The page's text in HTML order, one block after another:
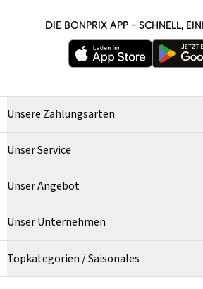
DIE BONPRIX APP – SCHNELL,
Unsere Zahlungsarten
Unser Service
Unser Angebot
Unser Unternehmen
Topkategorien / Saisonales